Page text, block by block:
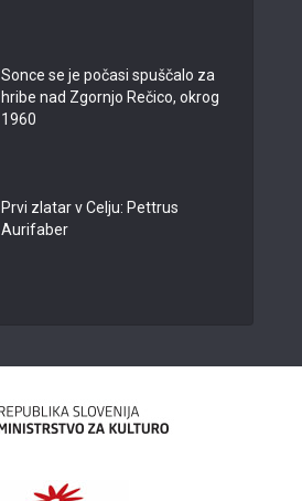
Sonce se je počasi spuščalo za
hribe nad Zgornjo Rečico, okrog
1960
Prvi zlatar v Celju: Pettrus
Aurifaber